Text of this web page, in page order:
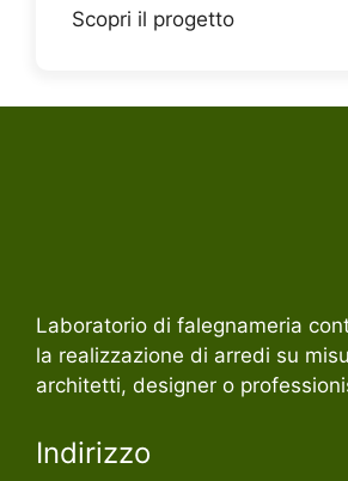
Scopri il progetto
Laboratorio di falegnameria
la realizzazione di arredi su
architetti, designer o
Indirizzo